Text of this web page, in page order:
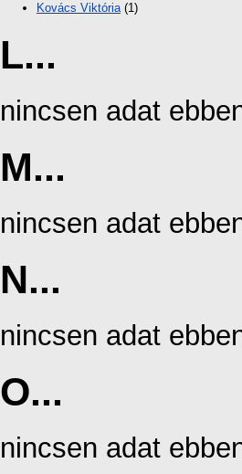
Kovács Viktória(1)
L...
nincsen adat
M...
nincsen adat
N...
nincsen adat
O...
nincsen adat